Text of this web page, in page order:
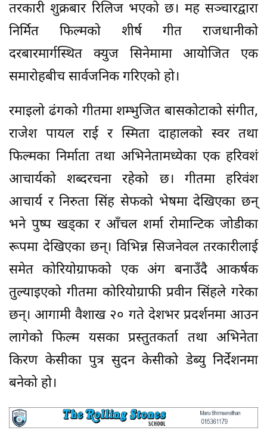
भने पुष्प खड्का र आँचल शर्मा रोमान्टिक जोडीका
रूपमा देखिएका छन्। विभिन्न सिजनेवल तरकारीलाई
समेत कोरियोग्राफको एक अंग बनाउँदै आकर्षक
छन्। आगामी वैशाख २० गते देशभर प्रदर्शनमा आउन
लागेको फिल्म यसका प्रस्तुतकर्ता तथा अभिनेता
किरण केसीका पुत्र सुदन केसीको डेब्यु निर्देशनमा
बनेको हो।
कार्यक्रममा बोल्दै संगीतकार शम्भुजित बासकोटाले
दाल भात तरकारीमा मात्र नभएर मह सञ्चारबाट
निर्मित तँ त साहै्र बिग्रिस नि बद्री, जे भो राम्रै
भोजस्ता फिल्ममा पनि आफूले संगीत गरेको कारण
यो आफ्नो लागि ≈याट्रिक भएको बताए। ‘अहिले
फिल्मका गीतमा संगीत गर्नु मेरा लागि चुनौतीको कुरा
हो। किनकि अहिले धेरै राम्रा संगीतकार भाइहरू
आइसक्नुभएको छ। तर यसमा हामी राति १२
बजेसम्म बसेर मेहनत गरेका छौं। यो गीत धेरैपटक